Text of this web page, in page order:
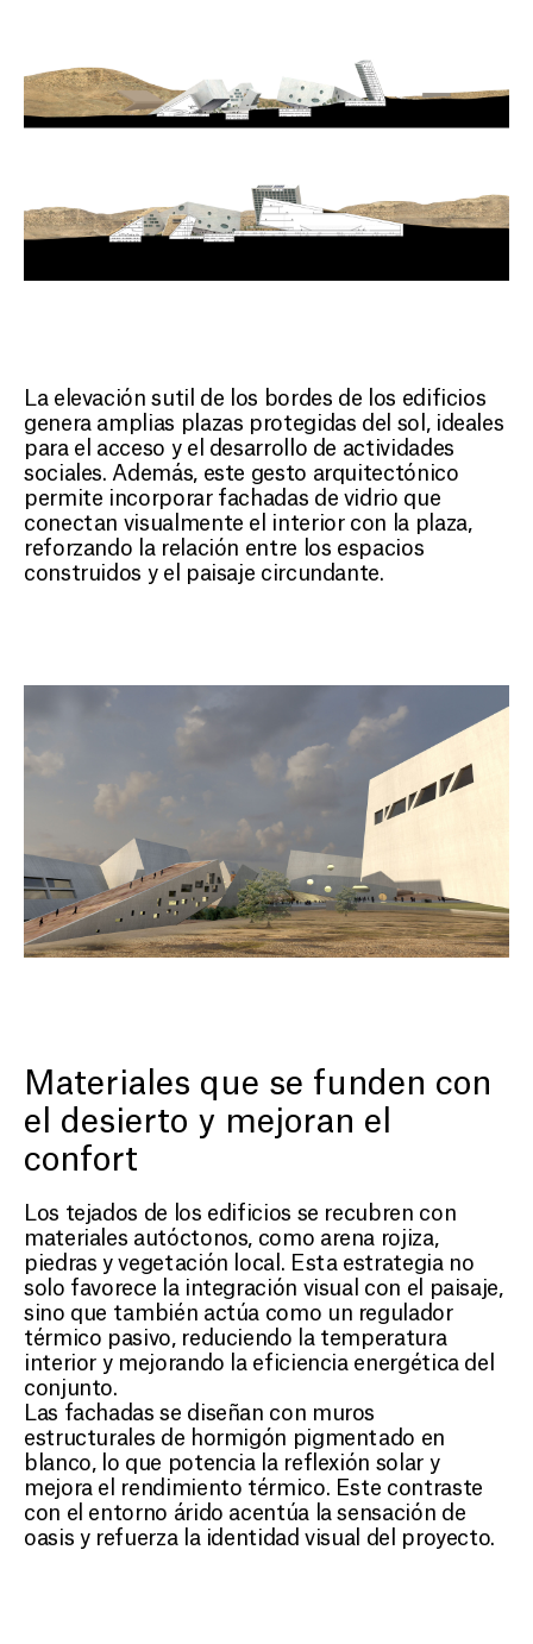
La elevación sutil de los bordes de los edificios
genera amplias plazas protegidas del sol, ideales
para el acceso y el desarrollo de actividades
sociales. Además, este gesto arquitectónico
permite incorporar fachadas de vidrio que
conectan visualmente el interior con la plaza,
reforzando la relación entre los espacios
construidos y el paisaje circundante.
Materiales que se funden con
el desierto y mejoran el
confort
Los tejados de los edificios se recubren con
materiales autóctonos, como arena rojiza,
piedras y vegetación local. Esta estrategia no
solo favorece la integración visual con el paisaje,
sino que también actúa como un regulador
térmico pasivo, reduciendo la temperatura
interior y mejorando la eficiencia energética del
conjunto.
Las fachadas se diseñan con muros
estructurales de hormigón pigmentado en
blanco, lo que potencia la reflexión solar y
mejora el rendimiento térmico. Este contraste
con el entorno árido acentúa la sensación de
oasis y refuerza la identidad visual del proyecto.